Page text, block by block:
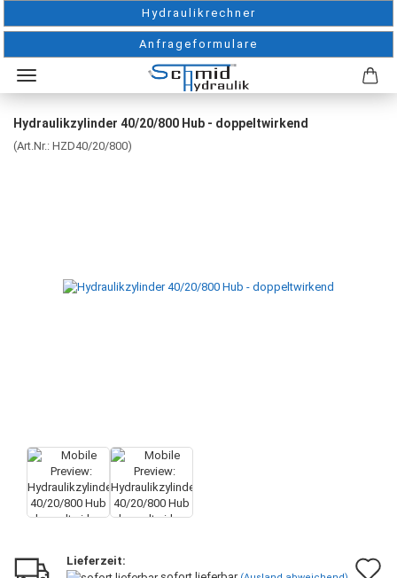
Hydraulikrechner
Anfrageformulare
Hydraulikzylinder 40/20/800 Hub - doppeltwirkend
(Art.Nr.: HZD40/20/800)
Lieferzeit: